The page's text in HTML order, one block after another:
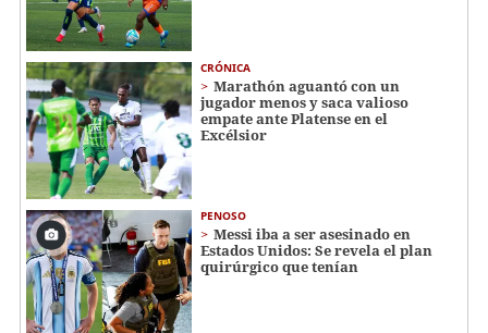
CRÓNICA
Marathón aguantó con un
jugador menos y saca valioso
empate ante Platense en el
Excélsior
PENOSO
Messi iba a ser asesinado en
Estados Unidos: Se revela el plan
quirúrgico que tenían